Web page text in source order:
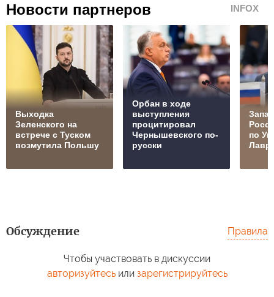
Новости партнеров INFOX
Выходка
Зеленского на
встрече с Туском
возмутила Польшу
Орбан в ходе
выступления
процитировал
Чернышевского по-
русски
по
Обсуждение Правила
Чтобы участвовать в дискуссии
авторизуйтесьили зарегистрируйтесь